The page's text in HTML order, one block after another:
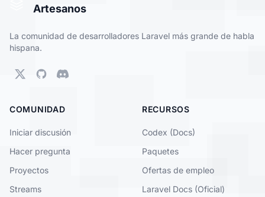
Artesanos
La comunidad de desarrolladores Laravel más grande de habla
hispana.
COMUNIDAD
Iniciar discusión
Hacer pregunta
Proyectos
Streams
RECURSOS
Codex (Docs)
Paquetes
Ofertas de empleo
Laravel Docs (Oficial)